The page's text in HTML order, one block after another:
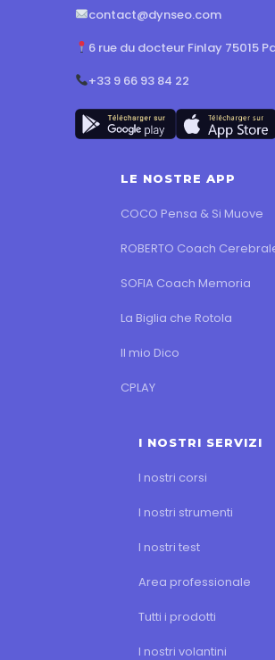
contact@dynseo.com
6 rue du docteur Finlay 75015
+33 9 66 93 84 22
LE NOSTRE APP
COCO Pensa & Si Muove
ROBERTO Coach
SOFIA Coach Memoria
La Biglia che Rotola
Il mio Dico
CPLAY
I NOSTRI SERVIZI
I nostri corsi
I nostri strumenti
I nostri test
Area professionale
Tutti i prodotti
I nostri volantini